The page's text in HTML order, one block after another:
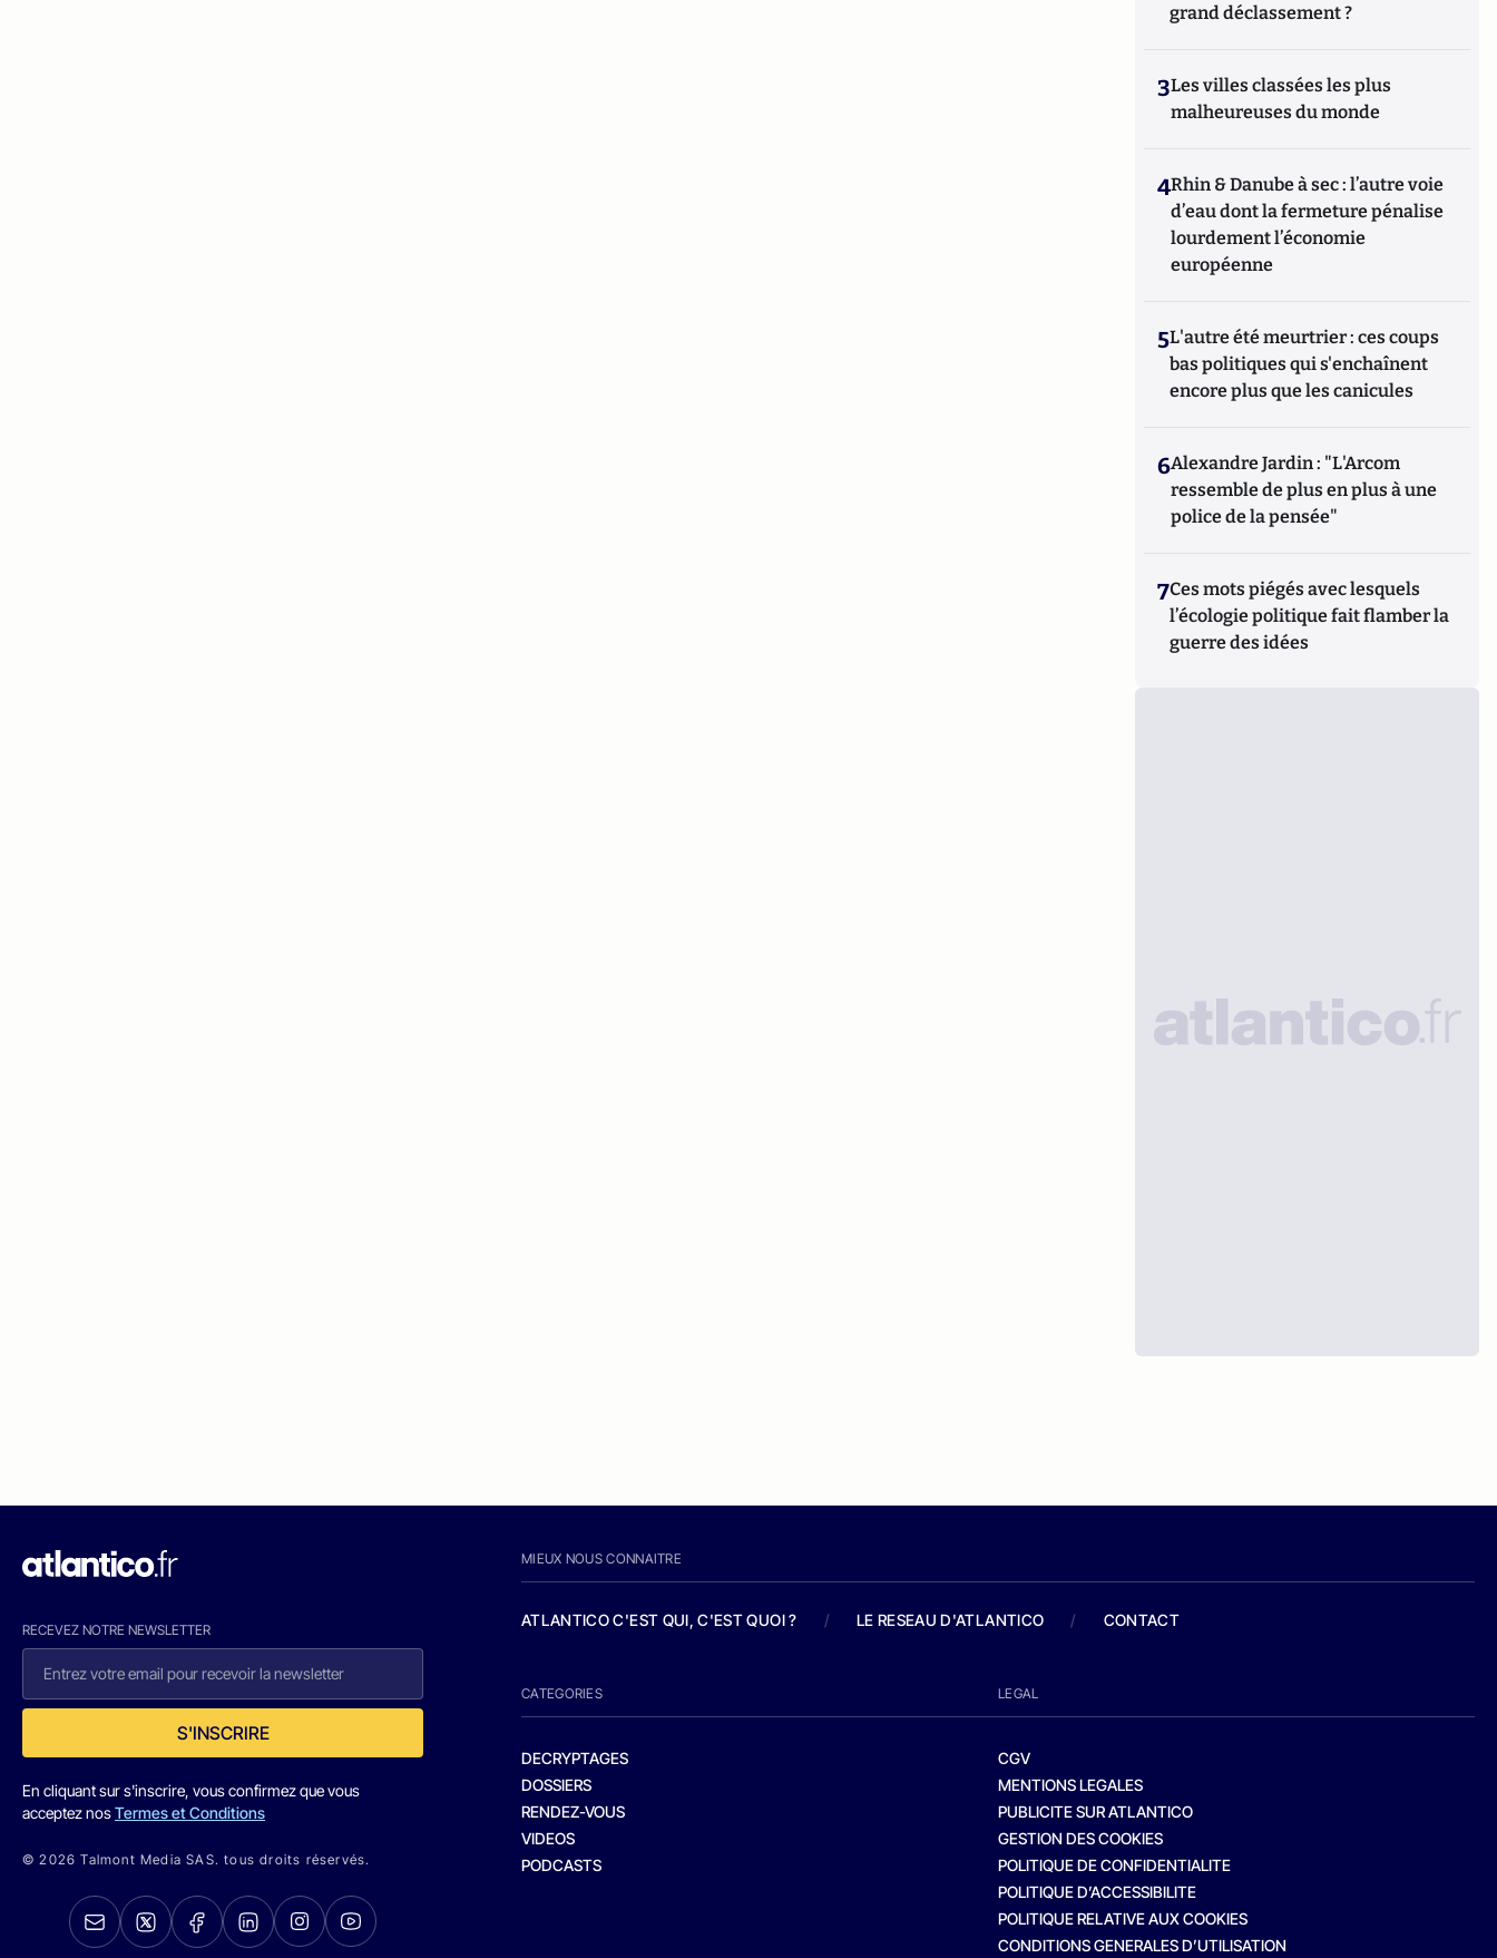
grand déclassement ?
3Les villes classées les plus
malheureuses du monde
4Rhin & Danube à sec : l’autre voie
d’eau dont la fermeture pénalise
lourdement l’économie
européenne
5L'autre été meurtrier : ces coups
bas politiques qui s'enchaînent
encore plus que les canicules
6Alexandre Jardin : "L'Arcom
ressemble de plus en plus à une
police de la pensée"
7Ces mots piégés avec lesquels
l’écologie politique fait flamber la
guerre des idées
RECEVEZ NOTRE NEWSLETTER
S'INSCRIRE
En cliquant sur s'inscrire, vous confirmez que vous
acceptez nosTermes et Conditions
© 2026 Talmont Media SAS. tous droits réservés.
MIEUX NOUS CONNAITRE
ATLANTICO C'EST QUI, C'EST QUOI ? / LE RESEAU D'ATLANTICO / CONTACT
CATEGORIES
DECRYPTAGES
DOSSIERS
RENDEZ-VOUS
VIDEOS
PODCASTS
LEGAL
CGV
MENTIONS LEGALES
PUBLICITE SUR ATLANTICO
GESTION DES COOKIES
POLITIQUE DE CONFIDENTIALITE
POLITIQUE D’ACCESSIBILITE
POLITIQUE RELATIVE AUX COOKIES
CONDITIONS GENERALES D’UTILISATION